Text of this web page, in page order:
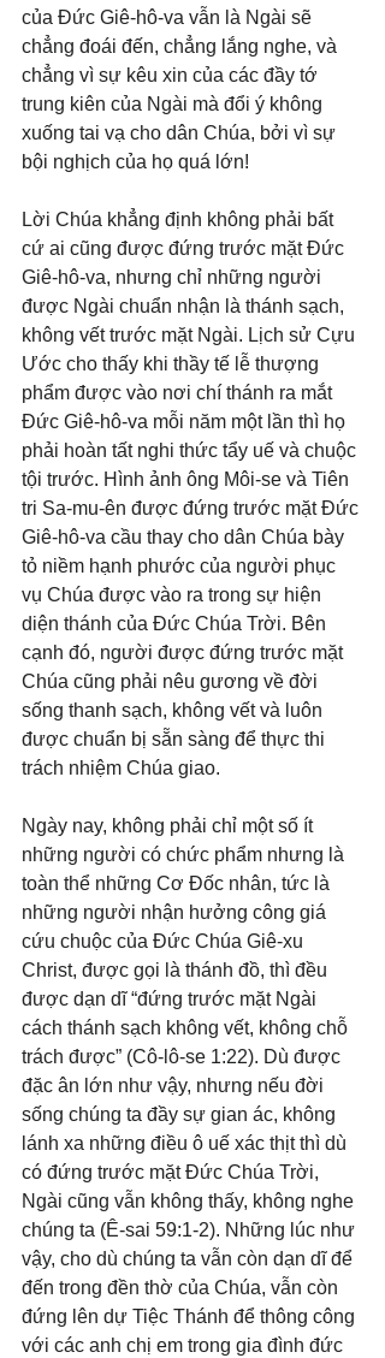
của Đức Giê-hô-va vẫn là Ngài sẽ
chẳng đoái đến, chẳng lắng nghe, và
chẳng vì sự kêu xin của các đầy tớ
trung kiên của Ngài mà đổi ý không
xuống tai vạ cho dân Chúa, bởi vì sự
bội nghịch của họ quá lớn!
Lời Chúa khẳng định không phải bất
cứ ai cũng được đứng trước mặt Đức
Giê-hô-va, nhưng chỉ những người
được Ngài chuẩn nhận là thánh sạch,
không vết trước mặt Ngài. Lịch sử Cựu
Ước cho thấy khi thầy tế lễ thượng
phẩm được vào nơi chí thánh ra mắt
Đức Giê-hô-va mỗi năm một lần thì họ
phải hoàn tất nghi thức tẩy uế và chuộc
tội trước. Hình ảnh ông Môi-se và Tiên
tri Sa-mu-ên được đứng trước mặt Đức
Giê-hô-va cầu thay cho dân Chúa bày
tỏ niềm hạnh phước của người phục
vụ Chúa được vào ra trong sự hiện
diện thánh của Đức Chúa Trời. Bên
cạnh đó, người được đứng trước mặt
Chúa cũng phải nêu gương về đời
sống thanh sạch, không vết và luôn
được chuẩn bị sẵn sàng để thực thi
trách nhiệm Chúa giao.
Ngày nay, không phải chỉ một số ít
những người có chức phẩm nhưng là
toàn thể những Cơ Đốc nhân, tức là
những người nhận hưởng công giá
cứu chuộc của Đức Chúa Giê-xu
Christ, được gọi là thánh đồ, thì đều
được dạn dĩ “đứng trước mặt Ngài
cách thánh sạch không vết, không chỗ
trách được” (Cô-lô-se 1:22). Dù được
đặc ân lớn như vậy, nhưng nếu đời
sống chúng ta đầy sự gian ác, không
lánh xa những điều ô uế xác thịt thì dù
có đứng trước mặt Đức Chúa Trời,
Ngài cũng vẫn không thấy, không nghe
chúng ta (Ê-sai 59:1-2). Những lúc như
vậy, cho dù chúng ta vẫn còn dạn dĩ để
đến trong đền thờ của Chúa, vẫn còn
đứng lên dự Tiệc Thánh để thông công
với các anh chị em trong gia đình đức